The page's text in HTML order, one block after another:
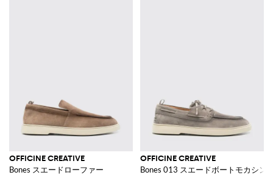
OFFICINE CREATIVE
Bones スエードローファー
OFFICINE CREATIVE
Bones 013 スエードボートモカシン